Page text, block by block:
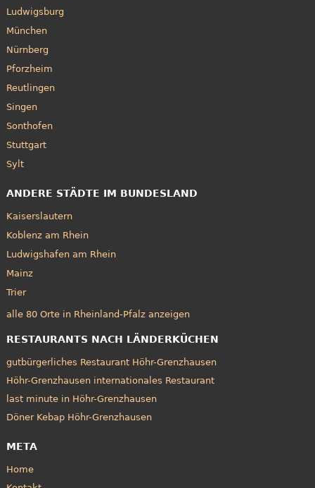
Ludwigsburg
München
Nürnberg
Pforzheim
Reutlingen
Singen
Sonthofen
Stuttgart
Sylt
ANDERE STÄDTE IM BUNDESLAND
Kaiserslautern
Koblenz am Rhein
Ludwigshafen am Rhein
Mainz
Trier
alle 80 Orte in Rheinland-Pfalz anzeigen
RESTAURANTS NACH LÄNDERKÜCHEN
gutbürgerliches Restaurant Höhr-Grenzhausen
Höhr-Grenzhausen internationales Restaurant
last minute in Höhr-Grenzhausen
Döner Kebap Höhr-Grenzhausen
META
Home